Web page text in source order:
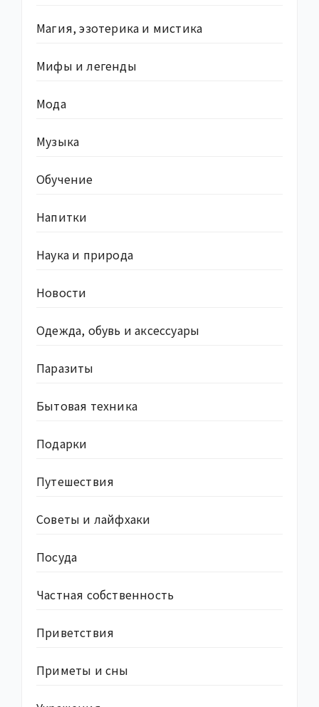
Магия, эзотерика и мистика
Мифы и легенды
Мода
Музыка
Обучение
Напитки
Наука и природа
Новости
Одежда, обувь и аксессуары
Паразиты
Бытовая техника
Подарки
Путешествия
Советы и лайфхаки
Посуда
Частная собственность
Приветствия
Приметы и сны